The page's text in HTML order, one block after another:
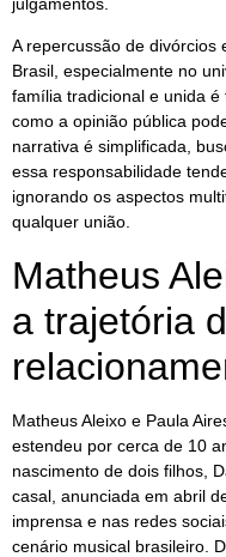
A repercussão de divórcios
Brasil, especialmente no
família tradicional e unida
como a opinião pública
narrativa é simplificada,
essa responsabilidade
ignorando os aspectos
qualquer união.
Matheus
a trajetória
Matheus Aleixo e Paula
estendeu por cerca de 10
nascimento de dois filhos,
casal, anunciada em abril
imprensa e nas redes
cenário musical brasileiro.